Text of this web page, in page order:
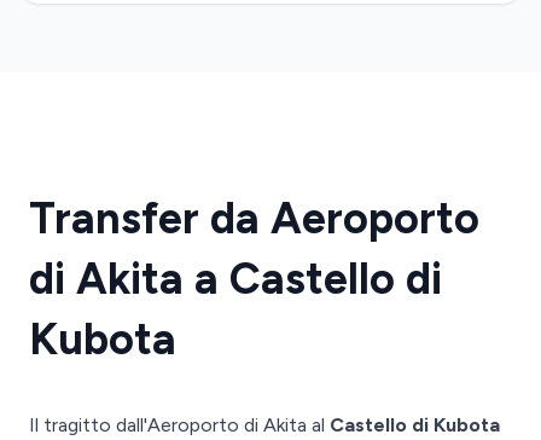
Transfer da Aeroporto
di Akita a Castello di
Kubota
Il tragitto dall'Aeroporto di Akita al Castello di Kubota